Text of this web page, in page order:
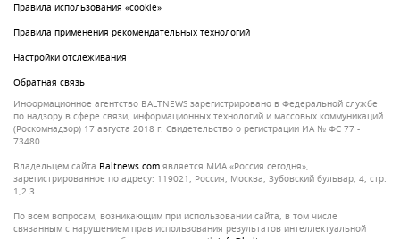
Правила использования «cookie»
Правила применения рекомендательных технологий
Настройки отслеживания
Обратная связь
Информационное агентство BALTNEWS зарегистрировано в Федеральной службе
по надзору в сфере связи, информационных технологий и массовых коммуникаций
(Роскомнадзор) 17 августа 2018 г. Свидетельство о регистрации ИА № ФС 77 -
73480
Владельцем сайта
baltnews.com является МИА «Россия сегодня»,
зарегистрированное по адресу: 119021, Россия, Москва, Зубовский бульвар, 4, стр.
1,2.3.
По всем вопросам, возникающим при использовании сайта, в том числе
связанным с нарушением прав использования результатов интеллектуальной